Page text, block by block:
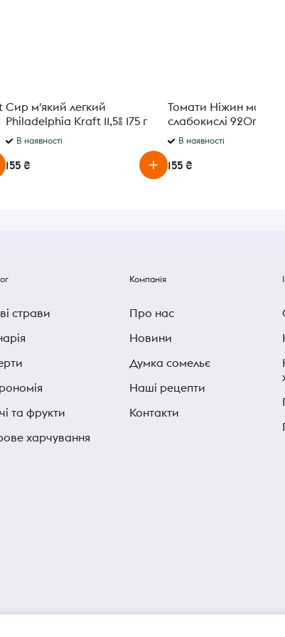
Сир м'який легкий
Philadelphia Kraft 11,5% 175 г
В наявності
155 ₴
Томати Ніжин
слабокислі 920г
В наявності
155 ₴
страви
та фрукти
харчування
Компанія
Про нас
Новини
Думка сомельє
Наші рецепти
Контакти